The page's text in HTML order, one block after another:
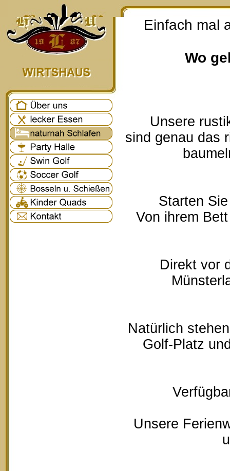
Einfach mal
Wo
Unsere
sind genau das
Starten
Von ihrem
Direkt vor
Natürlich
Golf-Platz
Unsere